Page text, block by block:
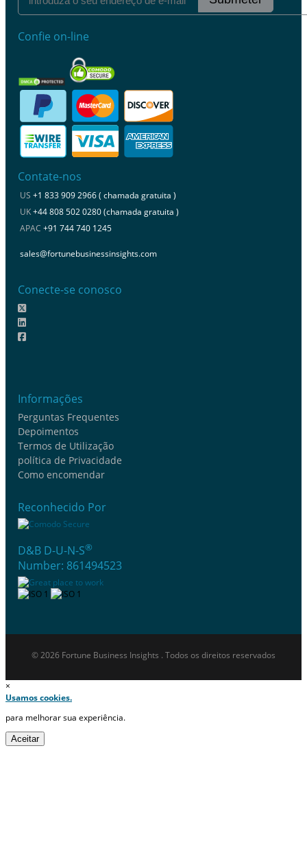
Confie on-line
Contate-nos
US +1 833 909 2966 ( chamada gratuita )
UK+44 808 502 0280 (chamada gratuita )
APAC +91 744 740 1245
sales@fortunebusinessinsights.com
Conecte-se conosco
Informações
Perguntas Frequentes
Depoimentos
Termos de Utilização
política de Privacidade
Como encomendar
Reconhecido Por
D&B D-U-N-S®
Number: 861494523
© 2026 Fortune Business Insights . Todos os direitos reservados
×
Usamos cookies.
para melhorar sua experiência.
Aceitar